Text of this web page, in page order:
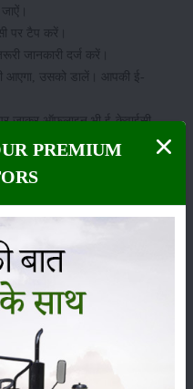
पर टैप करें।
जानकारी दर्ज करें।
आएगा, उसको डालें। आपकी ई-
जाकर ऑफलाइन भी ई-केवाईसी
भंडारण
PREMIUM